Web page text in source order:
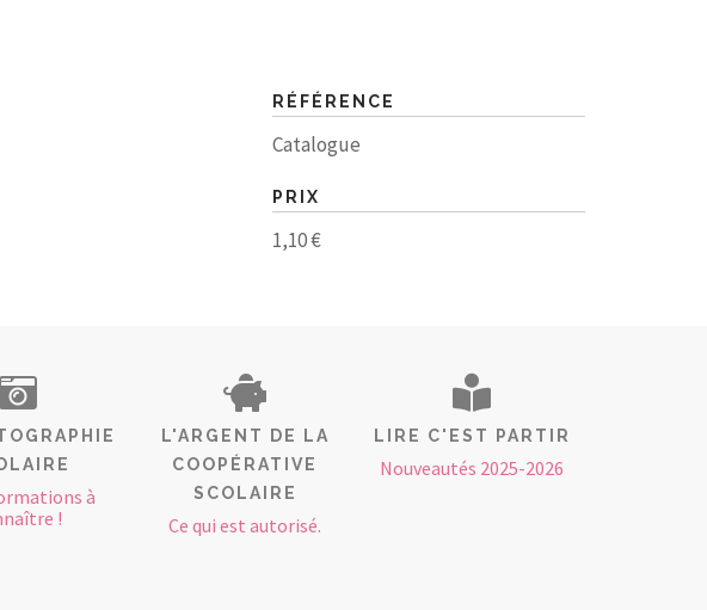
RÉFÉRENCE
Catalogue
PRIX
1,10 €
à
!
L'ARGENT DE LA
COOPÉRATIVE
SCOLAIRE
Ce qui est autorisé.
LIRE C'EST PARTIR
Nouveautés 2025-2026